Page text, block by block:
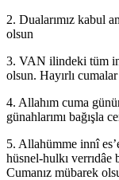
2. Dualarımız kabul
olsun
3. VAN ilindeki tüm
olsun. Hayırlı cumalar
4. Allahım cuma
günahlarımı bağışla
5. Allahümme innî
hüsnel-hulkı
Cumanız mübarek